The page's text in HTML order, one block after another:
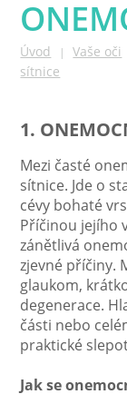
Úvod | Vaše oči
sítnice
1.
Mezi časté
sítnice. Jde o
cévy bohaté
Příčinou jejího
zánětlivá
zjevné příčiny.
glaukom,
degenerace.
části nebo
praktické
Jak se